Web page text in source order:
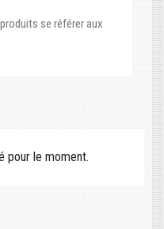
se référer aux
pour le moment.